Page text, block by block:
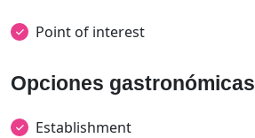
Point of interest
Opciones gastronómicas
Establishment